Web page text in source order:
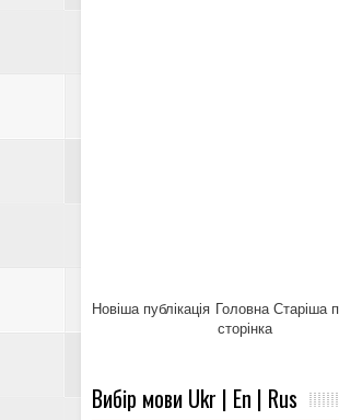
Новіша публікація Старіша
Головна
сторінка
Вибір мови Ukr | En | Rus